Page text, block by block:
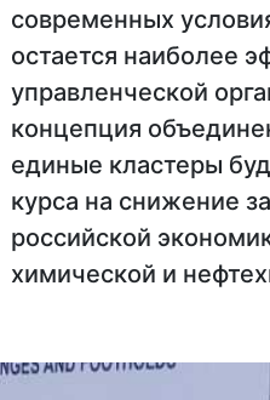
современных
остается наиболее
управленческой
концепция
единые кластеры
курса на снижение
российской
химической и